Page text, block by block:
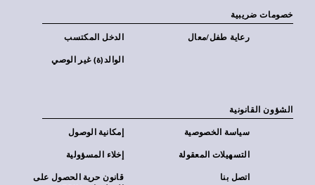
خصومات ضريبية
الدخل المكتسب رعاية طفل/معال
الوالد(ة) غير الوصي
الشؤون القانونية
إمكانية الوصول سياسة الخصوصية
إخلاء المسؤولية التسهيلات المعقولة
قانون حرية الحصول على
اتصل بنا